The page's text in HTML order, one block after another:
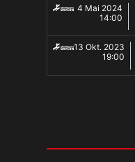
4 Mai 2024
14:00
13 Okt. 2023
19:00